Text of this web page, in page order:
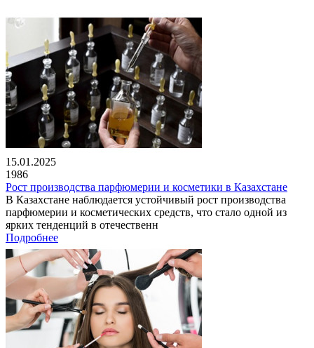
15.01.2025
1986
Рост производства парфюмерии и косметики в Казахстане
В Казахстане наблюдается устойчивый рост производства
парфюмерии и косметических средств, что стало одной из
ярких тенденций в отечественн
Подробнее